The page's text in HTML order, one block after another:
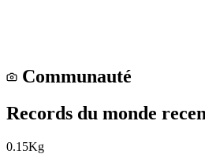
Communauté
Records du monde
0.15Kg